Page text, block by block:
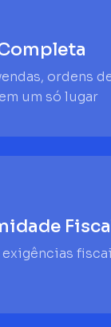
ordens
um só lugar